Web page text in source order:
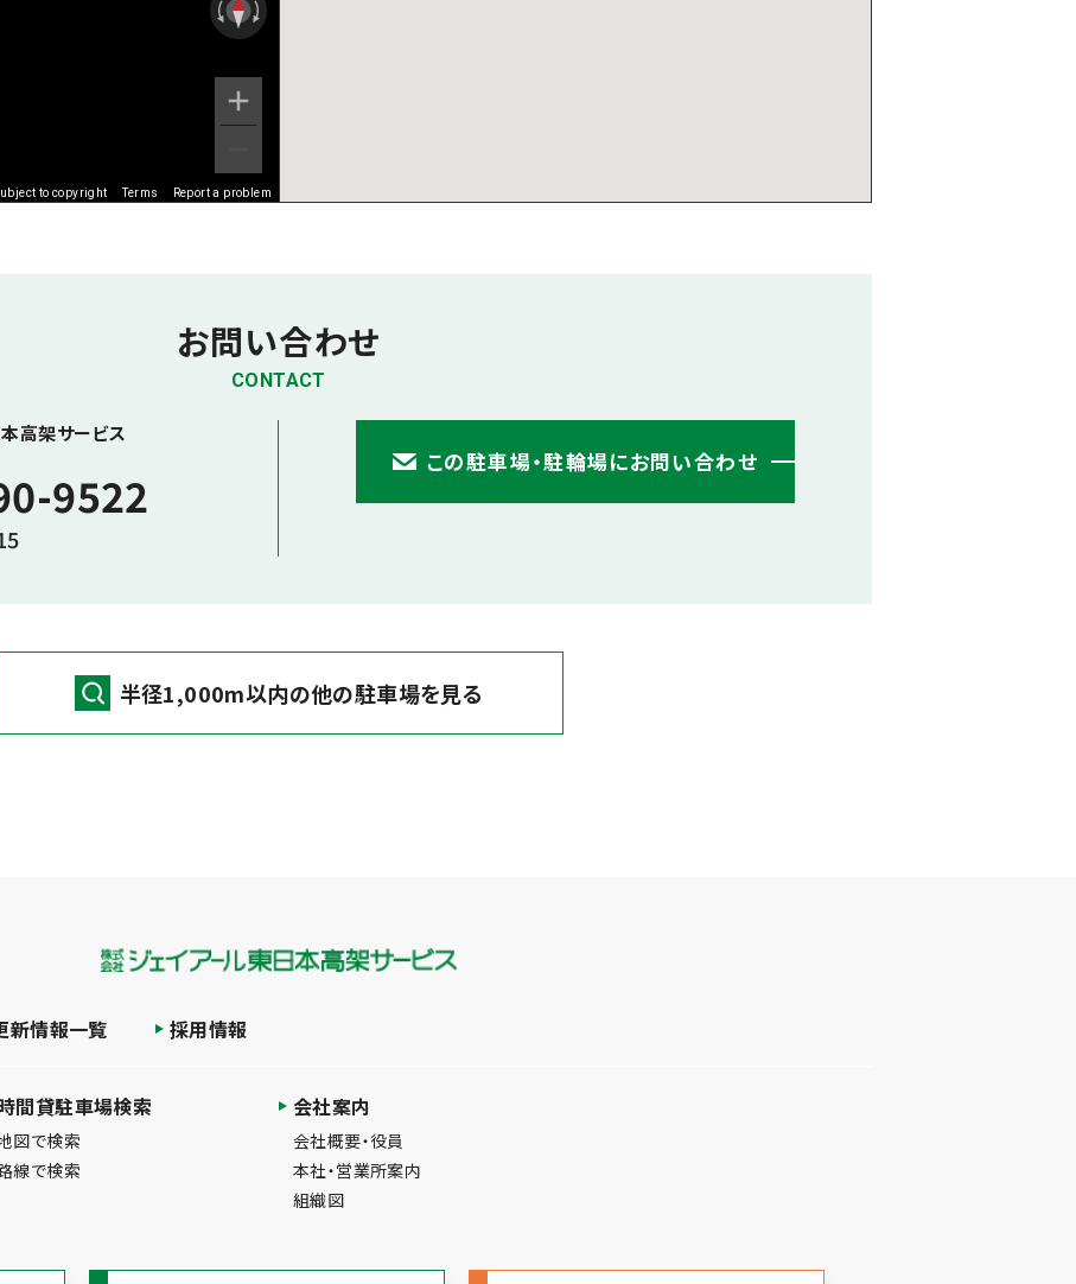
to copyright Terms Report a problem
お問い合わせ
CONTACT
高架サービス
9522
この駐車場・駐輪場にお問い合わせ
半径1,000m以内の他の駐車場を見る
新情報一覧 採用情報
間貸駐車場検索
図で検索
線で検索
会社案内
会社概要・役員
本社・営業所案内
組織図